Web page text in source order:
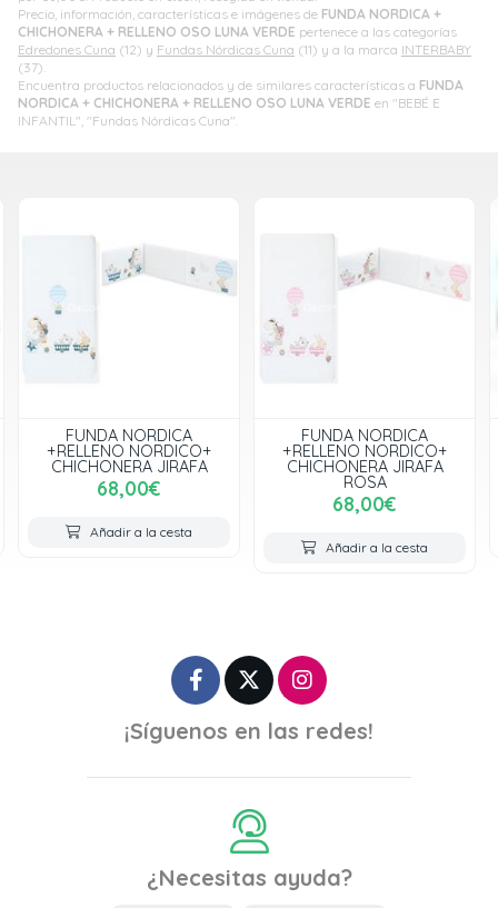
Precio, información, características e imágenes de FUNDA NORDICA +
CHICHONERA + RELLENO OSO LUNA VERDE pertenece a las categorías
Edredones Cuna (12) y Fundas Nórdicas Cuna (11) y a la marca INTERBABY
(37).
Encuentra productos relacionados y de similares características a FUNDA
NORDICA + CHICHONERA + RELLENO OSO LUNA VERDE en "BEBÉ E
INFANTIL", "Fundas Nórdicas Cuna".
FUNDA NORDICA
+RELLENO NORDICO+
CHICHONERA JIRAFA
68,00€
Añadir a la cesta
FUNDA NORDICA
+RELLENO NORDICO+
CHICHONERA JIRAFA
ROSA
68,00€
Añadir a la cesta
¡Síguenos en las redes!
¿Necesitas ayuda?